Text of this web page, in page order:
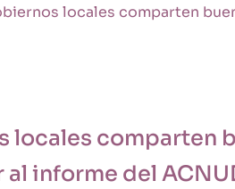
locales comparten
locales comparten
informe del